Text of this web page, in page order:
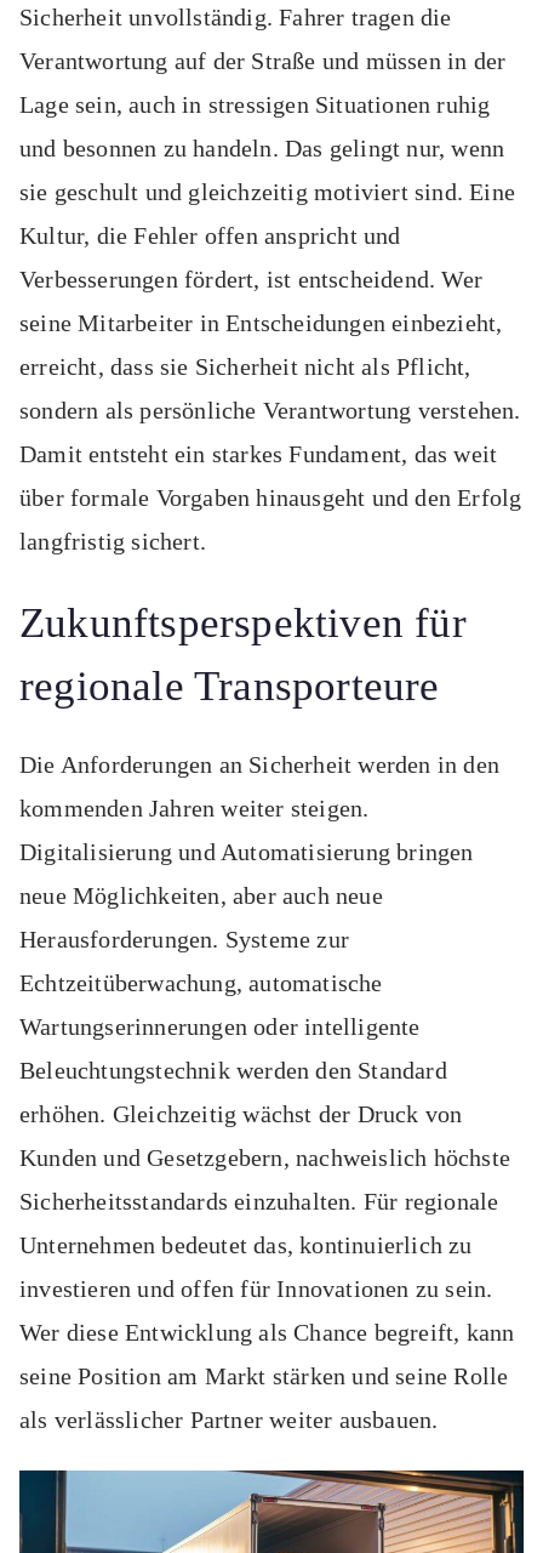
Sicherheit unvollständig. Fahrer tragen die
Verantwortung auf der Straße und müssen in der
Lage sein, auch in stressigen Situationen ruhig
und besonnen zu handeln. Das gelingt nur, wenn
sie geschult und gleichzeitig motiviert sind. Eine
Kultur, die Fehler offen anspricht und
Verbesserungen fördert, ist entscheidend. Wer
seine Mitarbeiter in Entscheidungen einbezieht,
erreicht, dass sie Sicherheit nicht als Pflicht,
sondern als persönliche Verantwortung verstehen.
Damit entsteht ein starkes Fundament, das weit
über formale Vorgaben hinausgeht und den Erfolg
langfristig sichert.
Zukunftsperspektiven für
regionale Transporteure
Die Anforderungen an Sicherheit werden in den
kommenden Jahren weiter steigen.
Digitalisierung und Automatisierung bringen
neue Möglichkeiten, aber auch neue
Herausforderungen. Systeme zur
Echtzeitüberwachung, automatische
Wartungserinnerungen oder intelligente
Beleuchtungstechnik werden den Standard
erhöhen. Gleichzeitig wächst der Druck von
Kunden und Gesetzgebern, nachweislich höchste
Sicherheitsstandards einzuhalten. Für regionale
Unternehmen bedeutet das, kontinuierlich zu
investieren und offen für Innovationen zu sein.
Wer diese Entwicklung als Chance begreift, kann
seine Position am Markt stärken und seine Rolle
als verlässlicher Partner weiter ausbauen.